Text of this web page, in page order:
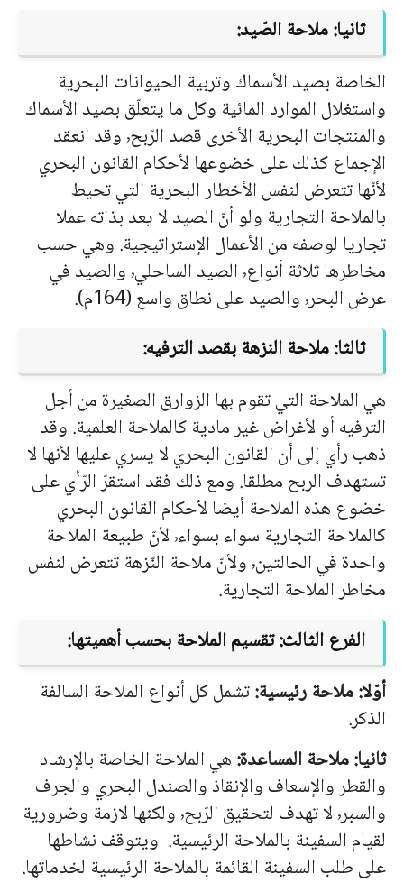
ثانيا: ملاحة الصّيد:
الخاصة بصيد الأسماك وتربية الحيوانات البحرية
واستغلال الموارد المائية وكل ما يتعلّق بصيد الأسماك
والمنتجات البحرية الأخرى قصد الرّبح٬ وقد انعقد
الإجماع كذلك على خضوعها لأحكام القانون البحري
لأنّها تتعرض لنفس الأخطار البحرية التي تحيط
بالملاحة التجارية ولو أنّ الصيد لا يعد بذاته عملا
تجاريا لوصفه من الأعمال الإستراتيجية. وهي حسب
مخاطرها ثلاثة أنواع٬ الصيد الساحلي٬ والصيد في
عرض البحر٬ والصيد على نطاق واسع (164م).
ثالثا: ملاحة النزهة بقصد الترفيه:
هي الملاحة التي تقوم بها الزوارق الصغيرة من أجل
الترفيه أو لأغراض غير مادية كالملاحة العلمية. وقد
ذهب رأي إلى أن القانون البحري لا يسري عليها لأنها لا
تستهدف الربح مطلقا. ومع ذلك فقد استقرّ الرّأي على
خضوع هذه الملاحة أيضا لأحكام القانون البحري
كالملاحة التجارية سواء بسواء٬ لأنّ طبيعة الملاحة
واحدة في الحالتين٬ ولأنّ ملاحة النّزهة تتعرض لنفس
مخاطر الملاحة التجارية.
الفرع الثالث: تقسيم الملاحة بحسب أهميتها:
أوّلا: ملاحة رئيسية:تشمل كل أنواع الملاحة السالفة
الذكر.
ثانيا: ملاحة المساعدة:هي الملاحة الخاصة بالإرشاد
والقطر والإسعاف والإنقاذ والصندل البحري والجرف
والسبر٬ لا تهدف لتحقيق الرّبح٬ ولكنها لازمة وضرورية
لقيام السفينة بالملاحة الرئيسية. ويتوقف نشاطها
على طلب السفينة القائمة بالملاحة الرئيسية لخدماتها.